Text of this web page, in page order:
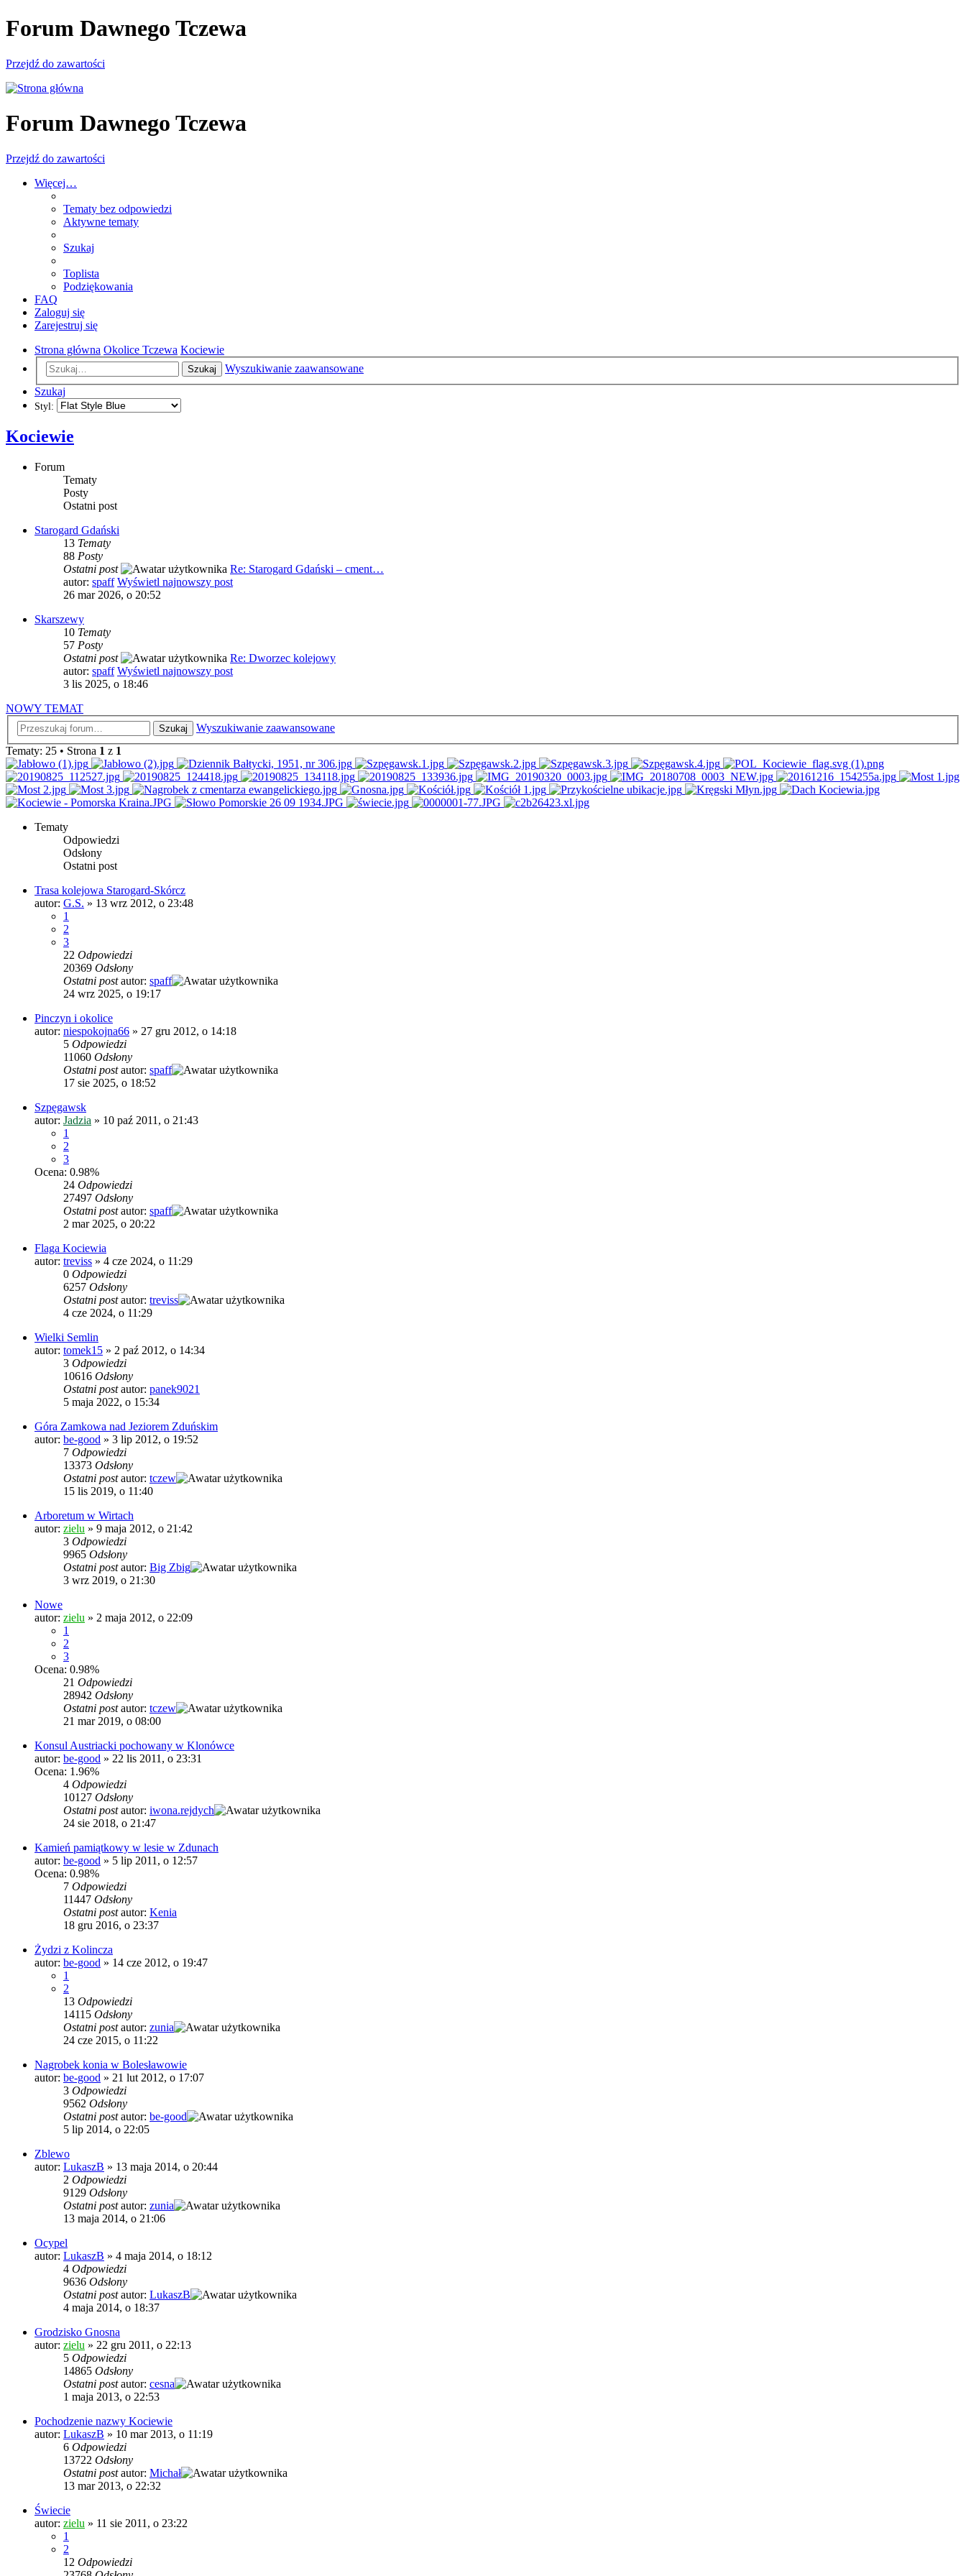
Forum Dawnego Tczewa
Przejdź do zawartości
Forum Dawnego Tczewa
Przejdź do zawartości
Więcej…
Tematy bez odpowiedzi
Aktywne tematy
Szukaj
Toplista
Podziękowania
FAQ
Zaloguj się
Zarejestruj się
Strona główna Okolice Tczewa Kociewie
Szukaj
Wyszukiwanie zaawansowane
Szukaj
Styl:
Kociewie
Forum
Tematy
Posty
Ostatni post
Starogard Gdański
13 Tematy
88 Posty
Ostatni post
Re: Starogard Gdański – cment…
autor: spaff Wyświetl najnowszy post
26 mar 2026, o 20:52
Skarszewy
10 Tematy
57 Posty
Ostatni post
Re: Dworzec kolejowy
autor: spaff Wyświetl najnowszy post
3 lis 2025, o 18:46
NOWY TEMAT
Szukaj
Wyszukiwanie zaawansowane
Tematy: 25 • Strona 1 z 1
Tematy
Odpowiedzi
Odsłony
Ostatni post
Trasa kolejowa Starogard-Skórcz
autor: G.S. » 13 wrz 2012, o 23:48
1
2
3
22 Odpowiedzi
20369 Odsłony
Ostatni postautor: spaff
24 wrz 2025, o 19:17
Pinczyn i okolice
autor: niespokojna66 » 27 gru 2012, o 14:18
5 Odpowiedzi
11060 Odsłony
Ostatni postautor: spaff
17 sie 2025, o 18:52
Szpęgawsk
autor: Jadzia » 10 paź 2011, o 21:43
1
2
3
Ocena: 0.98%
24 Odpowiedzi
27497 Odsłony
Ostatni postautor: spaff
2 mar 2025, o 20:22
Flaga Kociewia
autor: treviss » 4 cze 2024, o 11:29
0 Odpowiedzi
6257 Odsłony
Ostatni postautor: treviss
4 cze 2024, o 11:29
Wielki Semlin
autor: tomek15 » 2 paź 2012, o 14:34
3 Odpowiedzi
10616 Odsłony
Ostatni postautor: panek9021
5 maja 2022, o 15:34
Góra Zamkowa nad Jeziorem Zduńskim
autor: be-good » 3 lip 2012, o 19:52
7 Odpowiedzi
13373 Odsłony
Ostatni postautor: tczew
15 lis 2019, o 11:40
Arboretum w Wirtach
autor: zielu » 9 maja 2012, o 21:42
3 Odpowiedzi
9965 Odsłony
Ostatni postautor: Big Zbig
3 wrz 2019, o 21:30
Nowe
autor: zielu » 2 maja 2012, o 22:09
1
2
3
Ocena: 0.98%
21 Odpowiedzi
28942 Odsłony
Ostatni postautor: tczew
21 mar 2019, o 08:00
Konsul Austriacki pochowany w Klonówce
autor: be-good » 22 lis 2011, o 23:31
Ocena: 1.96%
4 Odpowiedzi
10127 Odsłony
Ostatni postautor: iwona.rejdych
24 sie 2018, o 21:47
Kamień pamiątkowy w lesie w Zdunach
autor: be-good » 5 lip 2011, o 12:57
Ocena: 0.98%
7 Odpowiedzi
11447 Odsłony
Ostatni postautor: Kenia
18 gru 2016, o 23:37
Żydzi z Kolincza
autor: be-good » 14 cze 2012, o 19:47
1
2
13 Odpowiedzi
14115 Odsłony
Ostatni postautor: zunia
24 cze 2015, o 11:22
Nagrobek konia w Bolesławowie
autor: be-good » 21 lut 2012, o 17:07
3 Odpowiedzi
9562 Odsłony
Ostatni postautor: be-good
5 lip 2014, o 22:05
Zblewo
autor: LukaszB » 13 maja 2014, o 20:44
2 Odpowiedzi
9129 Odsłony
Ostatni postautor: zunia
13 maja 2014, o 21:06
Ocypel
autor: LukaszB » 4 maja 2014, o 18:12
4 Odpowiedzi
9636 Odsłony
Ostatni postautor: LukaszB
4 maja 2014, o 18:37
Grodzisko Gnosna
autor: zielu » 22 gru 2011, o 22:13
5 Odpowiedzi
14865 Odsłony
Ostatni postautor: cesna
1 maja 2013, o 22:53
Pochodzenie nazwy Kociewie
autor: LukaszB » 10 mar 2013, o 11:19
6 Odpowiedzi
13722 Odsłony
Ostatni postautor: Michał
13 mar 2013, o 22:32
Świecie
autor: zielu » 11 sie 2011, o 23:22
1
2
12 Odpowiedzi